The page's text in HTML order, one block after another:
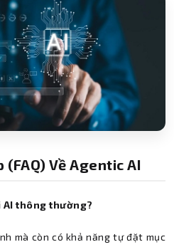
(FAQ) Về Agentic AI
AI thông thường?
mà còn có khả năng tự đặt mục